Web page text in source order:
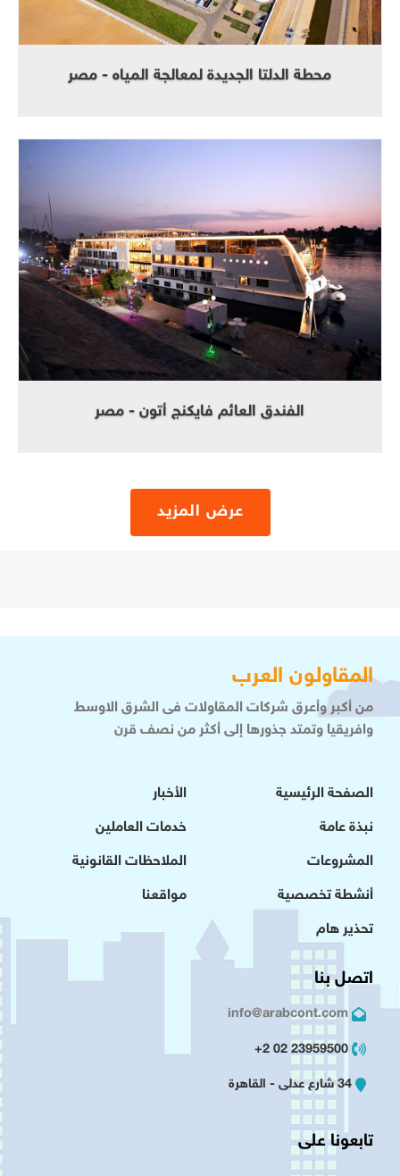
محطة الدلتا الجديدة لمعالجة المياه - مصر
الفندق العائم فايكنج أتون - مصر
المقاولون العرب
من أكبر وأعرق شركات المقاولات فى الشرق الاوسط
وافريقيا وتمتد جذورها إلى أكثر من نصف قرن
الصفحة الرئيسية
نبذة عامة
المشروعات
أنشطة تخصصية
تحذير هام
الأخبار
خدمات العاملين
الملاحظات القانونية
مواقعنا
اتصل بنا
info@arabcont.com
23959500 02 2+
34 شارع عدلى - القاهرة
تابعونا على